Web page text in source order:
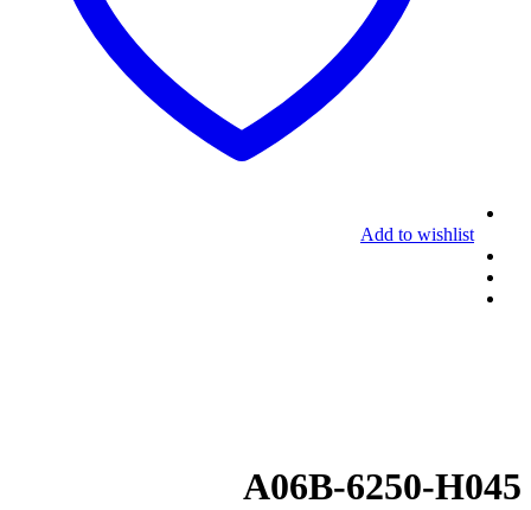
Add to wishlist
A06B-6250-H045